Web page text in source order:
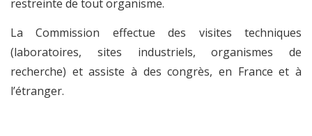
restreinte de tout organisme.
La Commission effectue des visites techniques
(laboratoires, sites industriels, organismes de
recherche) et assiste à des congrès, en France et à
l’étranger.